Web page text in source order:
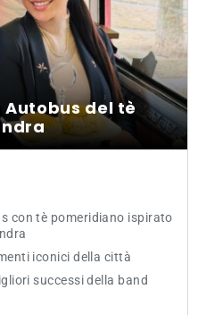
Autobus del tè
con tè pomeridiano ispirato
iconici della città
successi della band